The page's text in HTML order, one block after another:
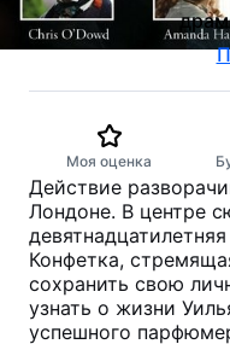
Моя оценка
Действие
Лондоне. В центре
Конфетка,
сохранить свою
узнать о жизни
успешного